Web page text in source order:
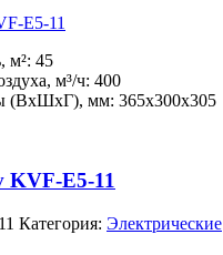
E5-11
м²: 45
м³/ч: 400
(ВхШхГ), мм: 365x300x305
KVF-E5-11
Категория: Электрические